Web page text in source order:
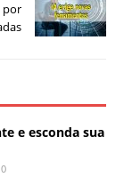
por
e esconda sua
0